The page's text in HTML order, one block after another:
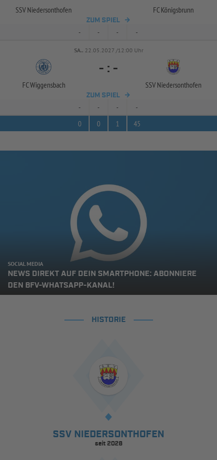
SSV Niedersonthofen FC Königsbrunn
ZUM SPIEL
- - - -
SA.. 22.05.2027 /12:00 Uhr
FC Wiggensbach
- : -
SSV Niedersonthofen
ZUM SPIEL
- - -
-
0
0 1 45
SOCIAL MEDIA
NEWS DIREKT AUF DEIN SMARTPHONE: ABONNIERE
DEN BFV-WHATSAPP-KANAL!
HISTORIE
SSV NIEDERSONTHOFEN
seit 2026